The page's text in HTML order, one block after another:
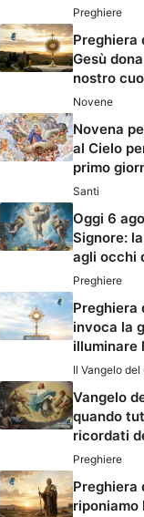
Preghiere
Preghiera
Gesù
nostro
Novene
Novena
al Cielo
primo
Santi
Oggi 6
Signore:
agli occhi
Preghiere
Preghiera
invoca la
illuminare
Il Vangelo del
Vangelo
quando
ricordati
Preghiere
Preghiera